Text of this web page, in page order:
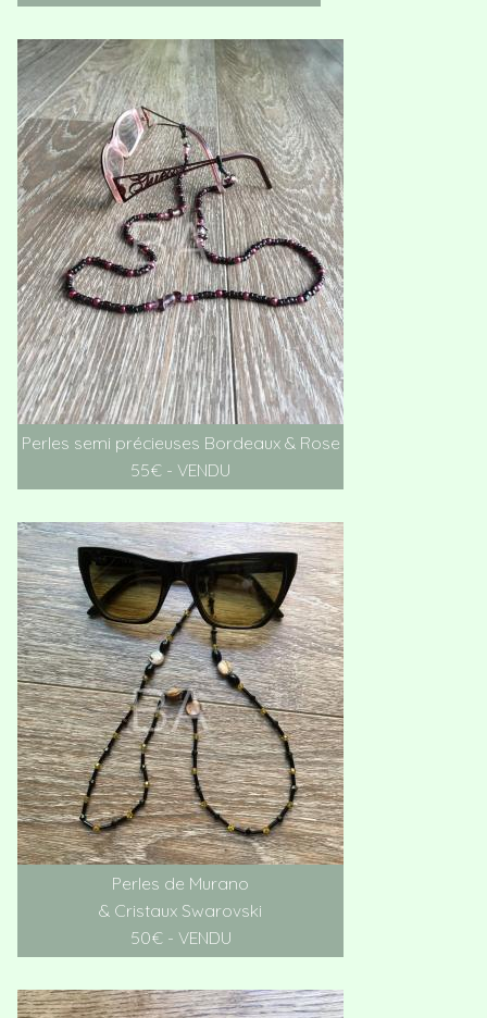
Perles semi précieuses Bordeaux & Rose
55€ - VENDU
Perles de Murano
& Cristaux Swarovski
50€ - VENDU